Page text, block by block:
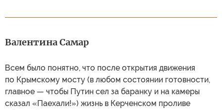
Валентина Самар
Всем было понятно, что после открытия движения
по Крымскому мосту (в любом состоянии готовности,
главное — чтобы Путин сел за баранку и на камеры
сказал «Паехали!») жизнь в Керченском проливе